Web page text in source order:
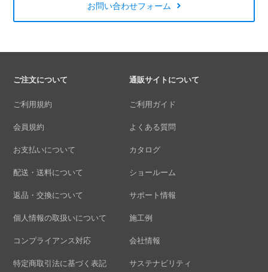
お問い合わせフォーム
ご注文について
ご利用規約
会員規約
お支払いについて
配送・送料について
返品・交換について
個人情報の取扱いについて
コンプライアンス対応
特定商取引法に基づく表記
通販サイトについて
ご利用ガイド
よくある質問
カタログ
ショールーム
サポート情報
施工例
会社情報
サステナビリティ